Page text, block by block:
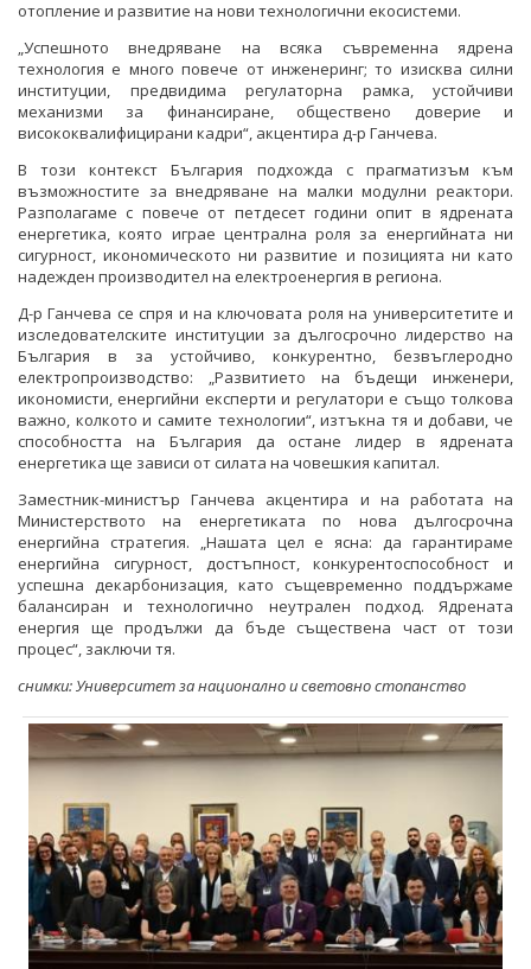
отопление и развитие на нови технологични екосистеми.
„Успешното внедряване на всяка съвременна ядрена
технология е много повече от инженеринг; то изисква силни
институции, предвидима регулаторна рамка, устойчиви
механизми за финансиране, обществено доверие и
висококвалифицирани кадри“, акцентира д-р Ганчева.
В този контекст България подхожда с прагматизъм към
възможностите за внедряване на малки модулни реактори.
Разполагаме с повече от петдесет години опит в ядрената
енергетика, която играе централна роля за енергийната ни
сигурност, икономическото ни развитие и позицията ни като
надежден производител на електроенергия в региона.
Д-р Ганчева се спря и на ключовата роля на университетите и
изследователските институции за дългосрочно лидерство на
България в за устойчиво, конкурентно, безвъглеродно
електропроизводство: „Развитието на бъдещи инженери,
икономисти, енергийни експерти и регулатори е също толкова
важно, колкото и самите технологии“, изтъкна тя и добави, че
способността на България да остане лидер в ядрената
енергетика ще зависи от силата на човешкия капитал.
Заместник-министър Ганчева акцентира и на работата на
Министерството на енергетиката по нова дългосрочна
енергийна стратегия. „Нашата цел е ясна: да гарантираме
енергийна сигурност, достъпност, конкурентоспособност и
успешна декарбонизация, като същевременно поддържаме
балансиран и технологично неутрален подход. Ядрената
енергия ще продължи да бъде съществена част от този
процес“, заключи тя.
снимки: Университет за национално и световно стопанство